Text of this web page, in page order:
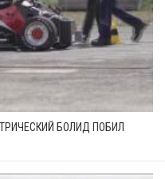
БОЛИД ПОБИЛ